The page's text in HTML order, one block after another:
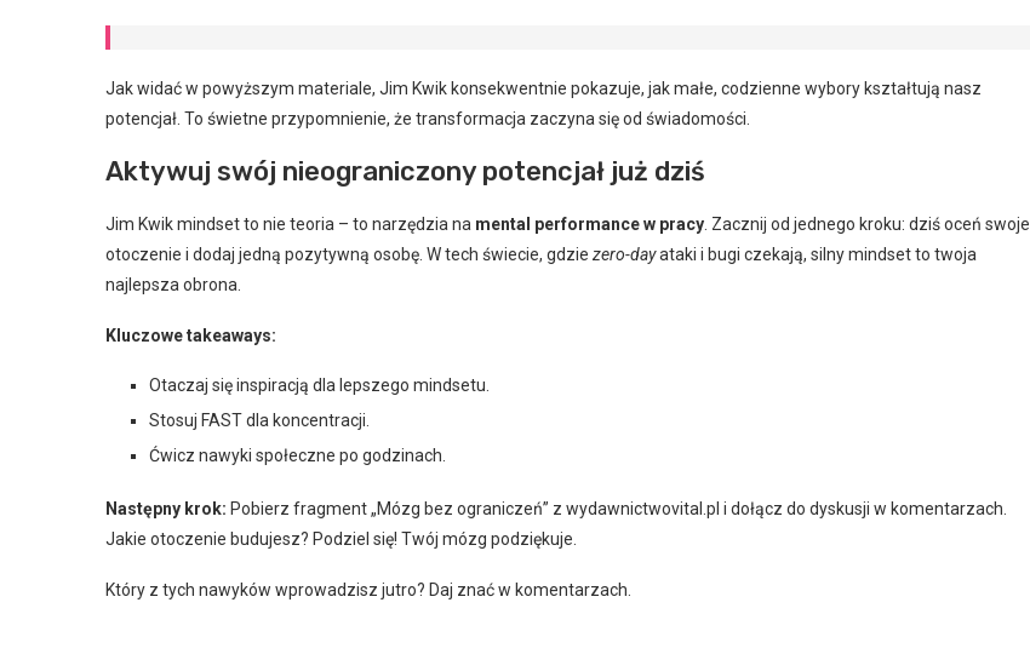
Jak widać w powyższym materiale, Jim Kwik konsekwentnie pokazuje, jak małe, codzienne wybory kształtują nasz
potencjał. To świetne przypomnienie, że transformacja zaczyna się od świadomości.
Aktywuj swój nieograniczony potencjał już dziś
Jim Kwik mindset to nie teoria – to narzędzia na mental performance w pracy . Zacznij od jednego kroku: dziś oceń swoje
otoczenie i dodaj jedną pozytywną osobę. W tech świecie, gdzie zero-dayataki i bugi czekają, silny mindset to twoja
najlepsza obrona.
Kluczowe takeaways:
Otaczaj się inspiracją dla lepszego mindsetu.
Stosuj FAST dla koncentracji.
Ćwicz nawyki społeczne po godzinach.
Następny krok: Pobierz fragment „Mózg bez ograniczeń” z wydawnictwovital.pl i dołącz do dyskusji w komentarzach.
Jakie otoczenie budujesz? Podziel się! Twój mózg podziękuje.
Który z tych nawyków wprowadzisz jutro? Daj znać w komentarzach.